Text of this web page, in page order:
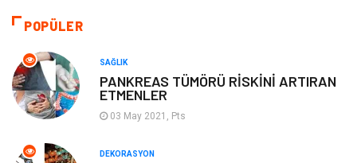
Otomotiv
Keyif ve Hobi
Moda
Anne Çocuk
POPÜLER
SAĞLIK
PANKREAS TÜMÖRÜ RİSKİNİ ARTIRAN
ETMENLER
03 May 2021, Pts
DEKORASYON